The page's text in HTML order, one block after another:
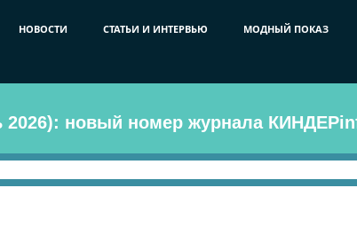
НОВОСТИ СТАТЬИ И ИНТЕРВЬЮ МОДНЫЙ ПОКАЗ
2026): новый номер журнала